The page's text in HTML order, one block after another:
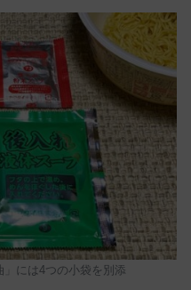
」には4つの小袋を別添